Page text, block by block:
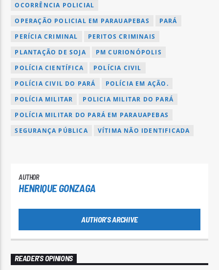
OCORRÊNCIA POLICIAL
OPERAÇÃO POLICIAL EM PARAUAPEBAS
PARÁ
PERÍCIA CRIMINAL
PERITOS CRIMINAIS
PLANTAÇÃO DE SOJA
PM CURIONÓPOLIS
POLÍCIA CIENTÍFICA
POLÍCIA CIVIL
POLÍCIA CIVIL DO PARÁ
POLÍCIA EM AÇÃO.
POLÍCIA MILITAR
POLICIA MILITAR DO PARÁ
POLÍCIA MILITAR DO PARÁ EM PARAUAPEBAS
SEGURANÇA PÚBLICA
VÍTIMA NÃO IDENTIFICADA
AUTHOR
HENRIQUE GONZAGA
AUTHOR'S ARCHIVE
READER'S OPINIONS